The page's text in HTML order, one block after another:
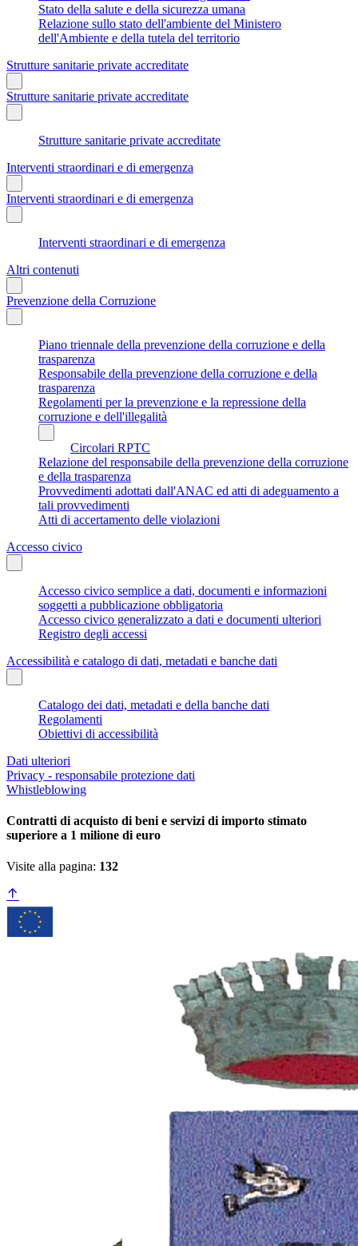
Stato della salute e della sicurezza umana
Relazione sullo stato dell'ambiente del Ministero
dell'Ambiente e della tutela del territorio
Strutture sanitarie private accreditate
Strutture sanitarie private accreditate
Strutture sanitarie private accreditate
Interventi straordinari e di emergenza
Interventi straordinari e di emergenza
Interventi straordinari e di emergenza
Altri contenuti
Prevenzione della Corruzione
Piano triennale della prevenzione della corruzione e della
trasparenza
Responsabile della prevenzione della corruzione e della
trasparenza
Regolamenti per la prevenzione e la repressione della
corruzione e dell'illegalità
Circolari RPTC
Relazione del responsabile della prevenzione della corruzione
e della trasparenza
Provvedimenti adottati dall'ANAC ed atti di adeguamento a
tali provvedimenti
Atti di accertamento delle violazioni
Accesso civico
Accesso civico semplice a dati, documenti e informazioni
soggetti a pubblicazione obbligatoria
Accesso civico generalizzato a dati e documenti ulteriori
Registro degli accessi
Accessibilità e catalogo di dati, metadati e banche dati
Catalogo dei dati, metadati e della banche dati
Regolamenti
Obiettivi di accessibilità
Dati ulteriori
Privacy - responsabile protezione dati
Whistleblowing
Contratti di acquisto di beni e servizi di importo stimato
superiore a 1 milione di euro
Visite alla pagina: 132